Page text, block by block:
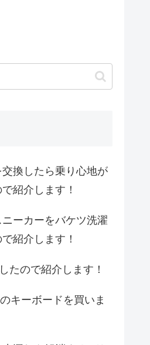
換したら乗り心地が
紹介します！
ーカーをバケツ洗濯
紹介します！
たので紹介します！
キーボードを買いま